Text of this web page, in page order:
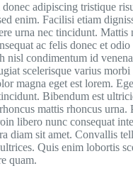
adipiscing tristique
enim. Facilisi etiam
urna nec tincidunt. Mattis
ac felis donec et odio
nisl condimentum id
scelerisque varius
magna eget est lorem.
Bibendum est
mattis rhoncus urna.
libero nunc consequat
diam sit amet. Convallis
Quis enim lobortis
quam.